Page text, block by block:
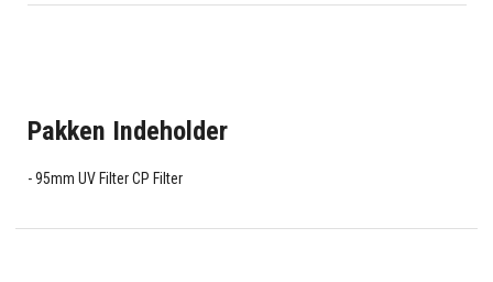
Pakken Indeholder
95mm UV Filter CP Filter